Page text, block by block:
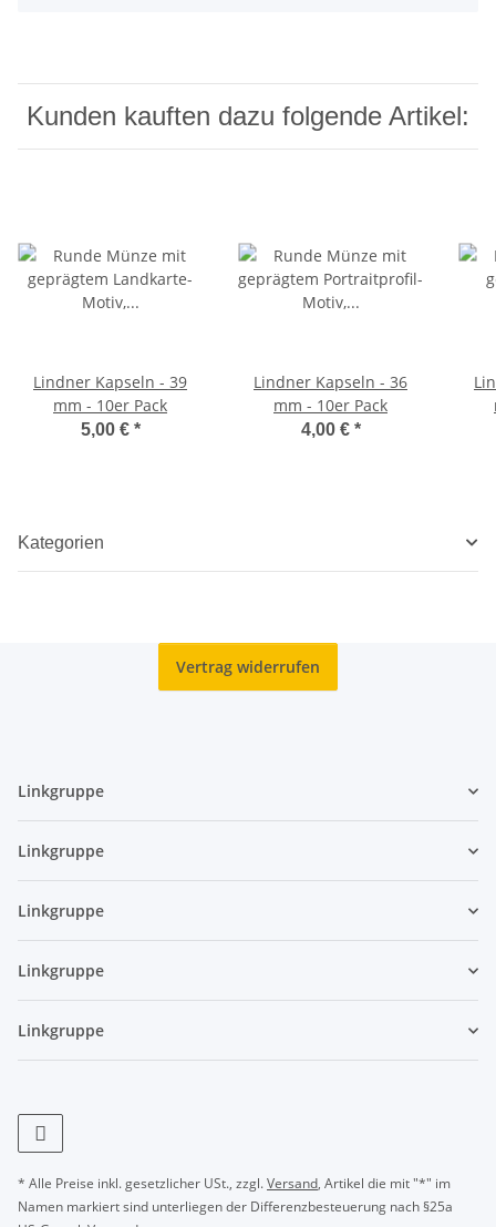
Kunden kauften dazu folgende Artikel:
Lindner Kapseln - 39
mm - 10er Pack
5,00 € *
Lindner Kapseln - 36
mm - 10er Pack
4,00 € *
Kategorien
Vertrag widerrufen
Linkgruppe
Linkgruppe
Linkgruppe
Linkgruppe
Linkgruppe
* Alle Preise inkl. gesetzlicher USt., zzgl.Versand, Artikel die mit "*" im
Namen markiert sind unterliegen der Differenzbesteuerung nach §25a